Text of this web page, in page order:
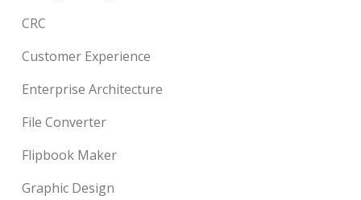
CRC
Customer Experience
Enterprise Architecture
File Converter
Flipbook Maker
Graphic Design